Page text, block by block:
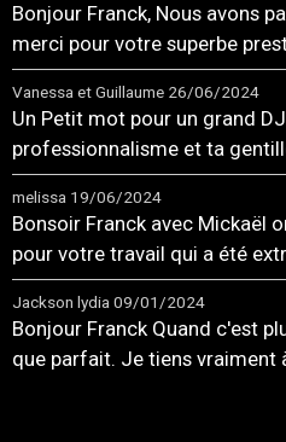
Bonjour Franck, Nous avons
merci pour votre superbe
Vanessa et Guillaume 26/06/2024
Un Petit mot pour un grand
professionnalisme et ta
melissa 19/06/2024
Bonsoir Franck avec Mickaël
pour votre travail qui a été
Jackson lydia09/01/2024
Bonjour Franck Quand c'est
que parfait. Je tiens vraiment